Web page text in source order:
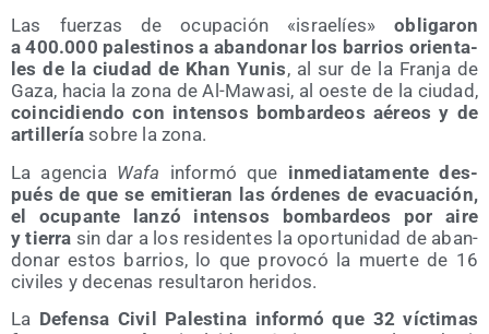
Las fuer­zas de ocu­pa­ción «israe­líes»obli­ga­ron
a 400.000 pales­ti­nos a aban­do­nar los barrios orien­ta­
les de la ciu­dad de Khan Yunis, al sur de la Fran­ja de
Gaza, hacia la zona de Al-Mawa­si, al oes­te de la ciu­dad,
coin­ci­dien­do con inten­sos bom­bar­deos aéreos y de
arti­lle­ría sobre la zona.
La agen­cia Wafa infor­mó que inme­dia­ta­men­te des­
pués de que se emi­tie­ran las órde­nes de eva­cua­ción,
el ocu­pan­te lan­zó inten­sos bom­bar­deos por aire
y tie­rra sin dar a los resi­den­tes la opor­tu­ni­dad de aban­
do­nar estos barrios, lo que pro­vo­có la muer­te de 16
civi­les y dece­nas resul­ta­ron heridos.
La Defen­sa Civil Pales­ti­na infor­mó que 32 víc­ti­mas